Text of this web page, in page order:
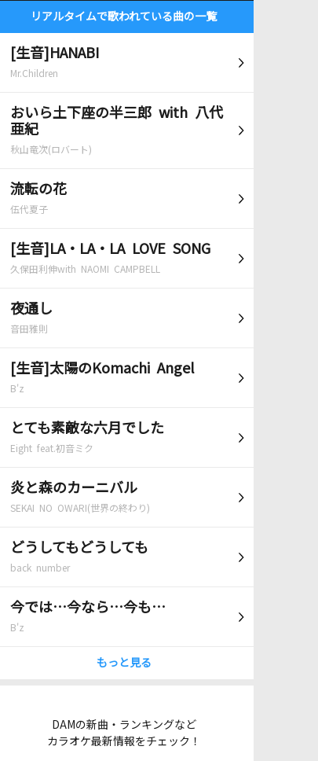
リアルタイムで歌われている曲の一覧
[生音]HANABI
Mr.Children
おいら土下座の半三郎 with 八代
亜紀
秋山竜次(ロバート)
流転の花
伍代夏子
[生音]LA・LA・LA LOVE SONG
久保田利伸with NAOMI CAMPBELL
夜通し
音田雅則
[生音]太陽のKomachi Angel
B'z
とても素敵な六月でした
Eight feat.初音ミク
炎と森のカーニバル
SEKAI NO OWARI(世界の終わり)
どうしてもどうしても
back number
今では…今なら…今も…
B'z
もっと見る
DAMの新曲・ランキングなど
カラオケ最新情報をチェック！